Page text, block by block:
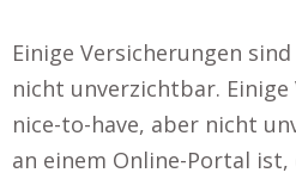
Einige Versicherungen
nicht unverzichtbar.
nice-to-have, aber nicht
an einem Online-Portal ist,